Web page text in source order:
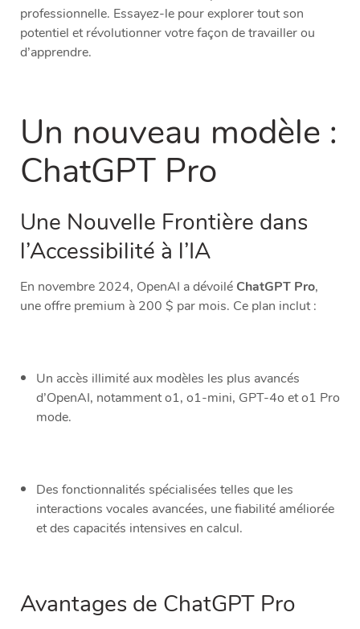
professionnelle. Essayez-le pour explorer tout son
potentiel et révolutionner votre façon de travailler ou
d’apprendre.
Un nouveau modèle :
ChatGPT Pro
Une Nouvelle Frontière dans
l’Accessibilité à l’IA
En novembre 2024, OpenAI a dévoilé ChatGPT Pro,
une offre premium à 200 $ par mois. Ce plan inclut :
Un accès illimité aux modèles les plus avancés
d’OpenAI, notamment o1, o1-mini, GPT-4o et o1 Pro
mode.
Des fonctionnalités spécialisées telles que les
interactions vocales avancées, une fiabilité améliorée
et des capacités intensives en calcul.
Avantages de ChatGPT Pro